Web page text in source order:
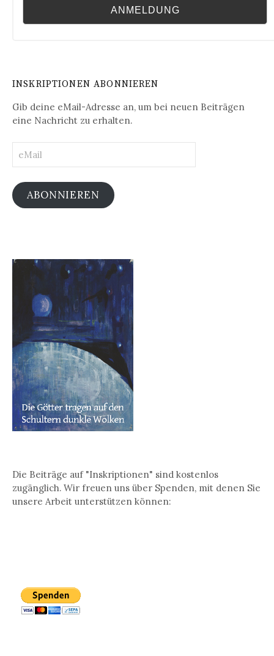
INSKRIPTIONEN ABONNIEREN
Gib deine eMail-Adresse an, um bei neuen Beiträgen
eine Nachricht zu erhalten.
ABONNIEREN
Die Beiträge auf "Inskriptionen" sind kostenlos
zugänglich. Wir freuen uns über Spenden, mit denen Sie
unsere Arbeit unterstützen können: